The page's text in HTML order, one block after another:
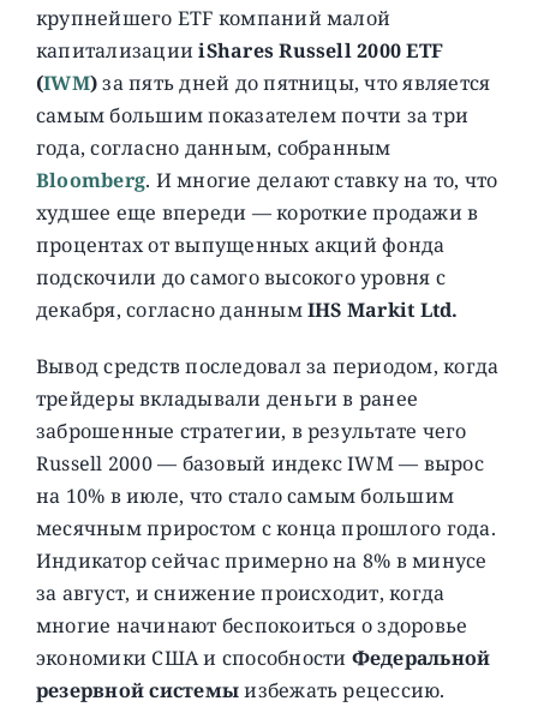
крупнейшего ETF компаний малой
капитализацииiShares Russell 2000 ETF
(IWM)за пять дней до пятницы, что является
самым большим показателем почти за три
года, согласно данным, собранным
Bloomberg. И многие делают ставку на то, что
худшее еще впереди — короткие продажи в
процентах от выпущенных акций фонда
подскочили до самого высокого уровня с
декабря, согласно даннымIHS Markit Ltd.
Вывод средств последовал за периодом, когда
трейдеры вкладывали деньги в ранее
заброшенные стратегии, в результате чего
Russell 2000 — базовый индекс IWM — вырос
на 10% в июле, что стало самым большим
месячным приростом с конца прошлого года.
Индикатор сейчас примерно на 8% в минусе
за август, и снижение происходит, когда
многие начинают беспокоиться о здоровье
экономики США и способности Федеральной
резервной системыизбежать рецессию.